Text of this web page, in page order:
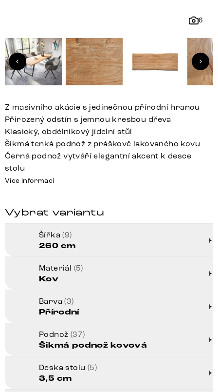
6
Z masivního akácie s jedinečnou přírodní hranou
Přirozený odstín s jemnou kresbou dřeva
Klasický, obdélníkový jídelní stůl
Šikmá tenká podnož z práškově lakovaného kovu
Černá podnož vytváří elegantní akcent k desce
stolu
Více informací
Vybrat variantu
Šířka(9)
260 cm
Materiál (5)
Kov
Barva(3)
Přírodní
Podnož (37)
Šikmá podnož kovová
Deska stolu (5)
3,5 cm